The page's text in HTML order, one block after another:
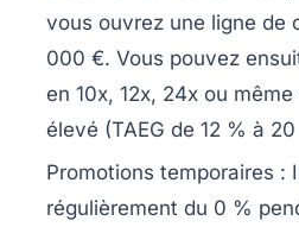
vous ouvrez une ligne de
000 €. Vous pouvez
en 10x, 12x, 24x ou
élevé (TAEG de 12 % à
Promotions temporaires :
régulièrement du 0 %